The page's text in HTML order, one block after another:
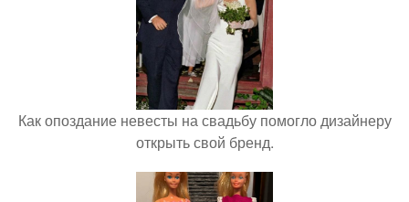
Как опоздание невесты на свадьбу помогло дизайнеру
открыть свой бренд.